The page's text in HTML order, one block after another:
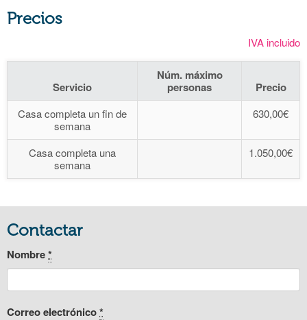
Precios
IVA incluido
Servicio
Núm. máximo
personas
Precio
Casa completa un fin de
semana
630,00€
Casa completa una
semana
1.050,00€
Contactar
Nombre*
Correo electrónico*